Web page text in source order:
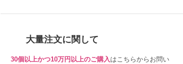
大量注文に関して
30個以上かつ10万円以上のご購入 はこちらからお問い